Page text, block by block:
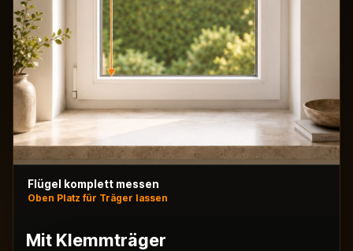
Flügel komplett messen
Oben Platz für Träger lassen
Mit Klemmträger